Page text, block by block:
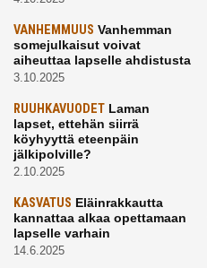
VANHEMMUUS Vanhemman
somejulkaisut voivat
aiheuttaa lapselle ahdistusta
3.10.2025
RUUHKAVUODET Laman
lapset, ettehän siirrä
köyhyyttä eteenpäin
jälkipolville?
2.10.2025
KASVATUS Eläinrakkautta
kannattaa alkaa opettamaan
lapselle varhain
14.6.2025